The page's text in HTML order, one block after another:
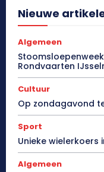
Nieuwe
Algemeen
Rondvaarten
Cultuur
Op zondagavond
Sport
Unieke wielerkoers
Algemeen